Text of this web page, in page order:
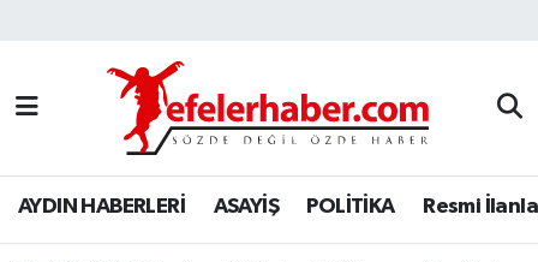
AYDIN HABERLERİ ASAYİŞ POLİTİKA Resmi
Nöbetçi Eczaneler
Hava Durumu
Aydin Namaz Vakitleri